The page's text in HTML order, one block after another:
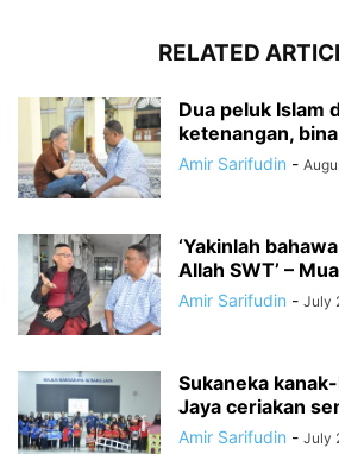
RELATED
Dua peluk Islam
ketenangan,
Amir Sarifudin -
‘Yakinlah
Allah SWT’ –
Amir Sarifudin - July
Sukaneka
Jaya ceriakan
Amir Sarifudin - July